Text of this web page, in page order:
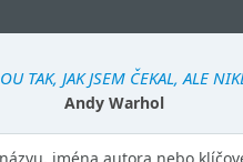
TAK, JAK JSEM ČEKAL, ALE
Andy Warhol